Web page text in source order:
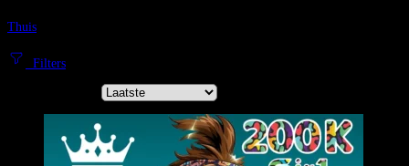
Thuis
Filters